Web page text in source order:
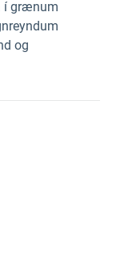
í grænum
og